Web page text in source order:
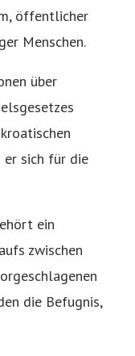
öffentlicher
Menschen.
über
sich für die
ein
zwischen
die Befugnis,